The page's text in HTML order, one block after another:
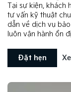
Tại sự kiện, khách
tư vấn kỹ thuật
dẫn về dịch vụ
luôn vận hành ổn
Đặt hẹn